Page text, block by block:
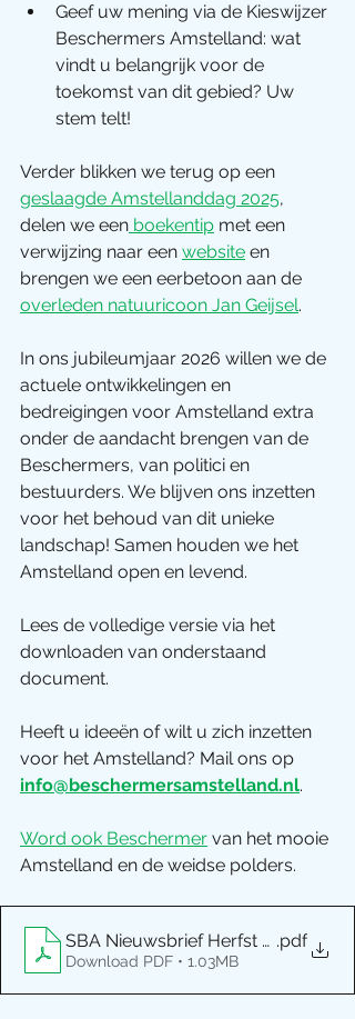
Geef uw mening via de Kieswijzer
Beschermers Amstelland: wat
vindt u belangrijk voor de
toekomst van dit gebied? Uw
stem telt!
Verder blikken we terug op een
geslaagde Amstellanddag 2025,
delen we een boekentip met een
verwijzing naar een website en
brengen we een eerbetoon aan de
overleden natuuricoon Jan Geijsel.
In ons jubileumjaar 2026 willen we de
actuele ontwikkelingen en
bedreigingen voor Amstelland extra
onder de aandacht brengen van de
Beschermers, van politici en
bestuurders. We blijven ons inzetten
voor het behoud van dit unieke
landschap! Samen houden we het
Amstelland open en levend.
Lees de volledige versie via het
downloaden van onderstaand
document.
Heeft u ideeën of wilt u zich inzetten
voor het Amstelland? Mail ons op
info@beschermersamstelland.nl.
Word ook Beschermer van het mooie
Amstelland en de weidse polders.
SBA Nieuwsbrief Herfst 2025
.pdf
Download PDF • 1.03MB